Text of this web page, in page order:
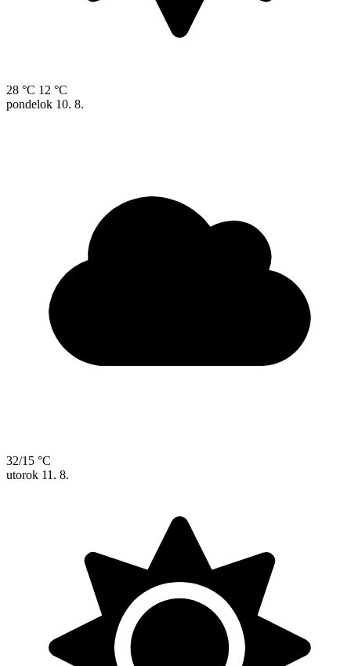
28 °C 12 °C
pondelok 10. 8.
32/15 °C
utorok 11. 8.